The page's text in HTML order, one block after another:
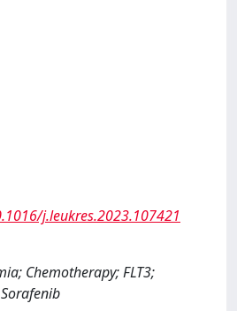
j.leukres.2023.107421
Chemotherapy; FLT3;